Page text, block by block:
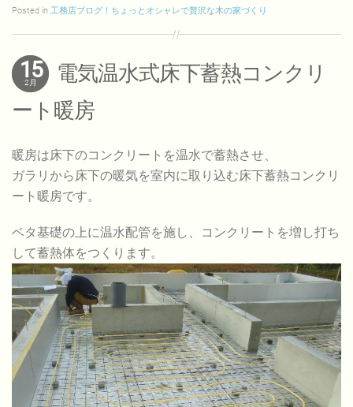
Posted in 工務店ブログ！ちょっとオシャレで贅沢な木の家づくり
15
2月
電気温水式床下蓄熱コンクリ
ート暖房
暖房は床下のコンクリートを温水で蓄熱させ、
ガラリから床下の暖気を室内に取り込む床下蓄熱コンクリ
ート暖房です。
ベタ基礎の上に温水配管を施し、コンクリートを増し打ち
して蓄熱体をつくります。